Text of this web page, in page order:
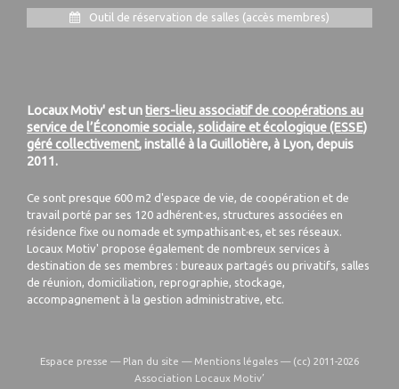
Outil de réservation de salles (accès membres)
Locaux Motiv' est untiers-lieu associatif de coopérations au
service de l’Économie sociale, solidaire et écologique (ESSE)
géré collectivement, installé à la Guillotière, à Lyon, depuis
2011.
Ce sont presque 600 m2 d'espace de vie, de coopération et de
travail porté par ses 120 adhérent·es, structures associées en
résidence fixe ou nomade et sympathisant·es, et ses réseaux.
Locaux Motiv' propose également de nombreux services à
destination de ses membres : bureaux partagés ou privatifs, salles
de réunion, domiciliation, reprographie, stockage,
accompagnement à la gestion administrative, etc.
Espace presse — Plan du site — Mentions légales — (cc) 2011-2026
Association Locaux Motiv’